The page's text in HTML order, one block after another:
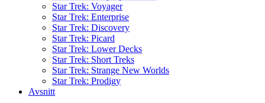
Star Trek: Voyager
Star Trek: Enterprise
Star Trek: Discovery
Star Trek: Picard
Star Trek: Lower Decks
Star Trek: Short Treks
Star Trek: Strange New Worlds
Star Trek: Prodigy
Avsnitt